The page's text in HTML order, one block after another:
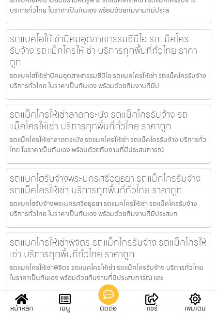
บริการทั่วไทย ในราคาเป็นกันเอง พร้อมด้วยทีมงานที่มีประส
รถแบคโฮให้เช่านิคมอุตสาหกรรมซีบีไอ รถแม็คโคร
รับจ้าง รถแม็คโครให้เช่า บริการทุกพื้นที่ทั่วไทย ราคา
ถูก
รถแบคโฮให้เช่านิคมอุตสาหกรรมซีบีไอ รถแมคโครให้เช่า รถแม็คโครรับจ้าง
บริการทั่วไทย ในราคาเป็นกันเอง พร้อมด้วยทีมงานที่มีป
รถแม็คโครให้เช่าลาดกระบัง รถแม็คโครรับจ้าง รถ
แม็คโครให้เช่า บริการทุกพื้นที่ทั่วไทย ราคาถูก
รถแม็คโครให้เช่าลาดกระบัง รถแมคโครให้เช่า รถแม็คโครรับจ้าง บริการทั่ว
ไทย ในราคาเป็นกันเอง พร้อมด้วยทีมงานที่มีประสบการณ์
รถแบคโฮรับจ้างพระนครศรีอยุธยา รถแม็คโครรับจ้าง
รถแม็คโครให้เช่า บริการทุกพื้นที่ทั่วไทย ราคาถูก
รถแบคโฮรับจ้างพระนครศรีอยุธยา รถแมคโครให้เช่า รถแม็คโครรับจ้าง
บริการทั่วไทย ในราคาเป็นกันเอง พร้อมด้วยทีมงานที่มีประสบก
รถแมคโครให้เช่าพิจิตร รถแม็คโครรับจ้าง รถแม็คโครให้
เช่า บริการทุกพื้นที่ทั่วไทย ราคาถูก
รถแมคโครให้เช่าพิจิตร รถแมคโครให้เช่า รถแม็คโครรับจ้าง บริการทั่วไทย
ในราคาเป็นกันเอง พร้อมด้วยทีมงานที่มีประสบการณ์ และ
รถแม็คโครให้เช่าถนนพระราม2 รถแม็คโครรับจ้าง รถ
หน้าหลัก เมนู ติดต่อ แชร์ เพิ่มเติม